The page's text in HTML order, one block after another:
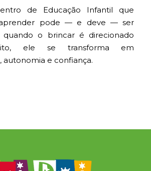
de Educação Infantil que
pode — e deve — ser
quando o brincar é direcionado
ele se transforma em
e confiança.